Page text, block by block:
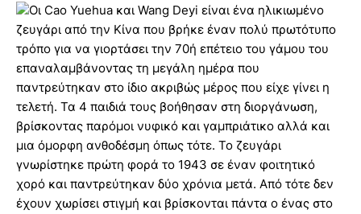
Οι Cao Yuehua και Wang Deyi είναι ένα ηλικιωμένο
ζευγάρι από την Κίνα που βρήκε έναν πολύ πρωτότυπο
τρόπο για να γιορτάσει την 70ή επέτειο του γάμου του
επαναλαμβάνοντας τη μεγάλη ημέρα που
παντρεύτηκαν στο ίδιο ακριβώς μέρος που είχε γίνει η
τελετή. Τα 4 παιδιά τους βοήθησαν στη διοργάνωση,
βρίσκοντας παρόμοι νυφικό και γαμπριάτικο αλλά και
μια όμορφη ανθοδέσμη όπως τότε. Το ζευγάρι
γνωρίστηκε πρώτη φορά το 1943 σε έναν φοιτητικό
χορό και παντρεύτηκαν δύο χρόνια μετά. Από τότε δεν
έχουν χωρίσει στιγμή και βρίσκονται πάντα ο ένας στο